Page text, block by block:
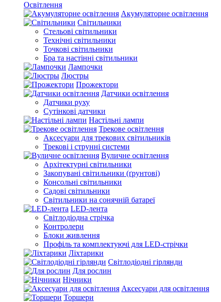
Освітлення
Акумуляторне освітлення
Світильники
Стельові світильники
Технічні світильники
Точкові світильники
Бра та настінні світильники
Лампочки
Люстры
Прожектори
Датчики освітлення
Датчики руху
Сутінкові датчики
Настільні лампи
Трекове освітлення
Аксесуари для трекових світильників
Трекові і струнні системи
Вуличне освітлення
Архітектурні світильники
Закопувані світильники (ґрунтові)
Консольні світильники
Садові світильники
Світильники на сонячній батареї
LED-лента
Світлодіодна стрічка
Контролери
Блоки живлення
Профіль та комплектуючі для LED-стрічки
Ліхтарики
Світлодіодні гірлянди
Для рослин
Нічники
Аксесуари для освітлення
Торшери